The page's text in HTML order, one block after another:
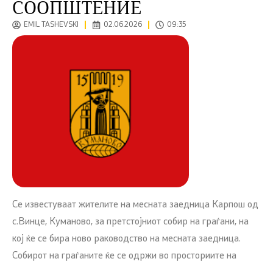
СООПШТЕНИЕ
EMIL TASHEVSKI 02.06.2026 09:35
Се известуваат жителите на месната заедница Карпош од
с.Винце, Куманово, за претстојниот собир на граѓани, на
кој ќе се бира ново раководство на месната заедница.
Собирот на граѓаните ќе се одржи во просториите на